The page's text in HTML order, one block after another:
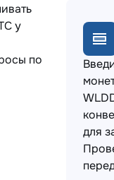
у
по
для